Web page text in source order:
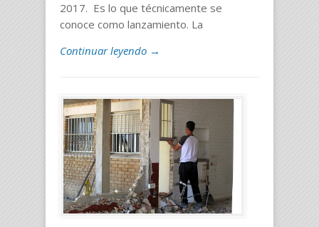
2017. Es lo que técnicamente se
conoce como lanzamiento. La
Continuar leyendo →